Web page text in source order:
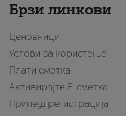
Брзи линкови
Ценовници
Услови за користење
Плати сметка
Активирајте Е-сметка
Припејд регистрација